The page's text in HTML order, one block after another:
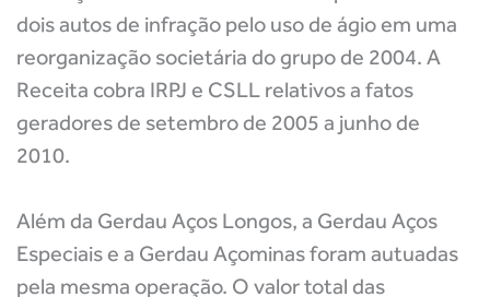
dois autos de infração pelo uso de ágio em uma
reorganização societária do grupo de 2004. A
Receita cobra IRPJ e CSLL relativos a fatos
geradores de setembro de 2005 a junho de
2010.
Além da Gerdau Aços Longos, a Gerdau Aços
Especiais e a Gerdau Açominas foram autuadas
pela mesma operação. O valor total das